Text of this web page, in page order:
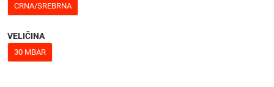
CRNA/SREBRNA
VELIČINA
30 MBAR